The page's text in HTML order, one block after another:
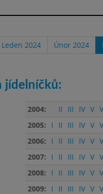
Leden 2024 Únor 2024
jídelníčků:
2004: II III IV V
2005:
I II III IV V
2006:
I II III IV V
2007:
I II III IV V
2008:
I II III IV V
2009:
I II III IV V